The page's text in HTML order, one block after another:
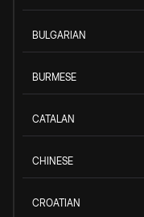
BULGARIAN
BURMESE
CATALAN
CHINESE
CROATIAN